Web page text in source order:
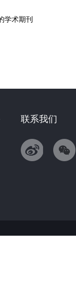
学术期刊
联系我们